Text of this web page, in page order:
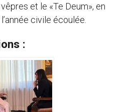
et le «Te Deum», en
civile écoulée.
: